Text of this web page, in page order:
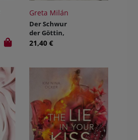
Greta Milán
Der Schwur
der Göttin,
Band 1: Beyond
21,40 €